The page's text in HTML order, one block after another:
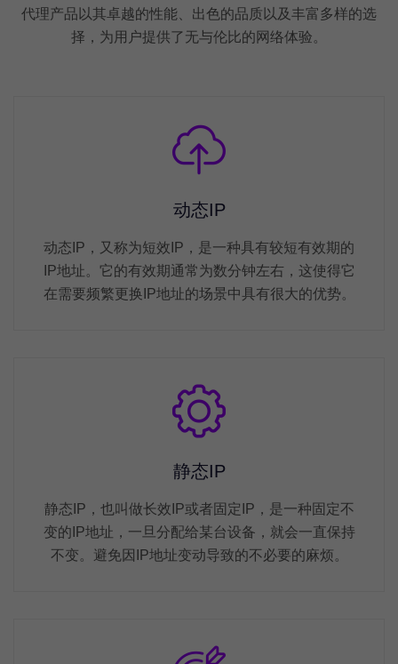
代理产品以其卓越的性能、出色的品质以及丰富多样的选
择，为用户提供了无与伦比的网络体验。
动态IP
动态IP，又称为短效IP，是一种具有较短有效期的
IP地址。它的有效期通常为数分钟左右，这使得它
在需要频繁更换IP地址的场景中具有很大的优势。
静态IP
静态IP，也叫做长效IP或者固定IP，是一种固定不
变的IP地址，一旦分配给某台设备，就会一直保持
不变。避免因IP地址变动导致的不必要的麻烦。